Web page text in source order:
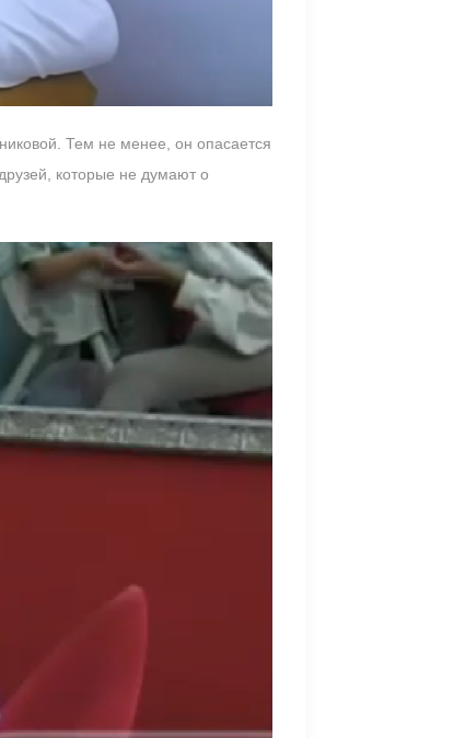
Тем не менее, он опасается
которые не думают о